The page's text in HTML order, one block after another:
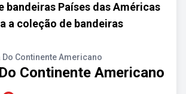
bandeiras Países das Américas
a coleção de bandeiras
Do Continente Americano
Continente Americano